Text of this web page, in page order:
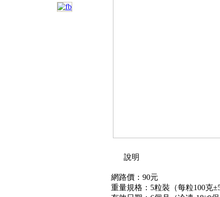
說明
網路價：90元
重量規格：5粒裝（每粒100克